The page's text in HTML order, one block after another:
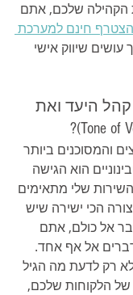
הקהילה שלכם, אתם
חינם למערכת
עושים שיווק אישי
היעד ואת
והמסוכנים ביותר
הוא הגישה
שלי מתאימים
הכי ישירה שיש
אל כולם, אתם
אל אף אחד.
רק לדעת מה הגיל
של הלקוחות שלכם,